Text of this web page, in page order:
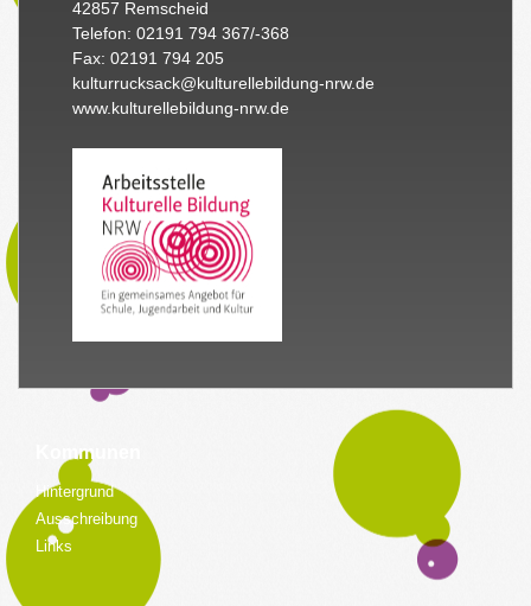
42857 Remscheid
Telefon: 02191 794 367/-368
Fax: 02191 794 205
kulturrucksack@kulturellebildung-nrw.de
www.kulturellebildung-nrw.de
Kommunen
Hintergrund
Ausschreibung
Links